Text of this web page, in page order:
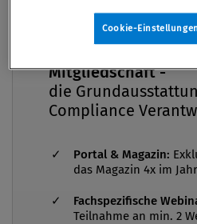
aus dem Ausland
Mag. Manuel Müllner
04. Juni 2017 / Erschienen in
2/2017, S. 28
Am 1. Jänner 2017 trat in
und Sozialdumping-
Kraft. Die vormals
Mitgliedschaft -
die
Compliance
Portal & Magazin:
das Magazin 4x im Jahr
Fachspezifische
Teilnahme an min. 2
Cookie-